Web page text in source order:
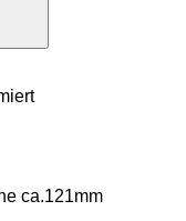
ca.121mm